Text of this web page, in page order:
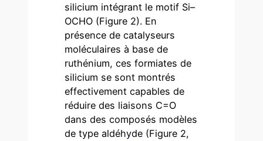
silicium intégrant le motif Si–
OCHO (Figure 2). En
présence de catalyseurs
moléculaires à base de
ruthénium, ces formiates de
silicium se sont montrés
effectivement capables de
réduire des liaisons C=O
dans des composés modèles
de type aldéhyde (Figure 2,